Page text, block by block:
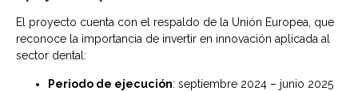
El proyecto cuenta con el respaldo de la Unión Europea, que
reconoce la importancia de invertir en innovación aplicada al
sector dental:
Periodo de ejecución: septiembre 2024 – junio 2025